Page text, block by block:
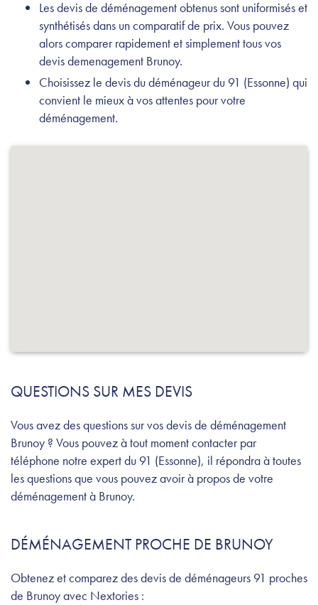
Les devis de déménagement obtenus sont uniformisés et
synthétisés dans un comparatif de prix. Vous pouvez
alors comparer rapidement et simplement tous vos
devis demenagement Brunoy.
Choisissez le devis du déménageur du 91 (Essonne) qui
convient le mieux à vos attentes pour votre
déménagement.
QUESTIONS SUR MES DEVIS
Vous avez des questions sur vos devis de déménagement
Brunoy ? Vous pouvez à tout moment contacter par
téléphone notre expert du 91 (Essonne), il répondra à toutes
les questions que vous pouvez avoir à propos de votre
déménagement à Brunoy.
DÉMÉNAGEMENT PROCHE DE BRUNOY
Obtenez et comparez des devis de déménageurs 91 proches
de Brunoy avec Nextories :